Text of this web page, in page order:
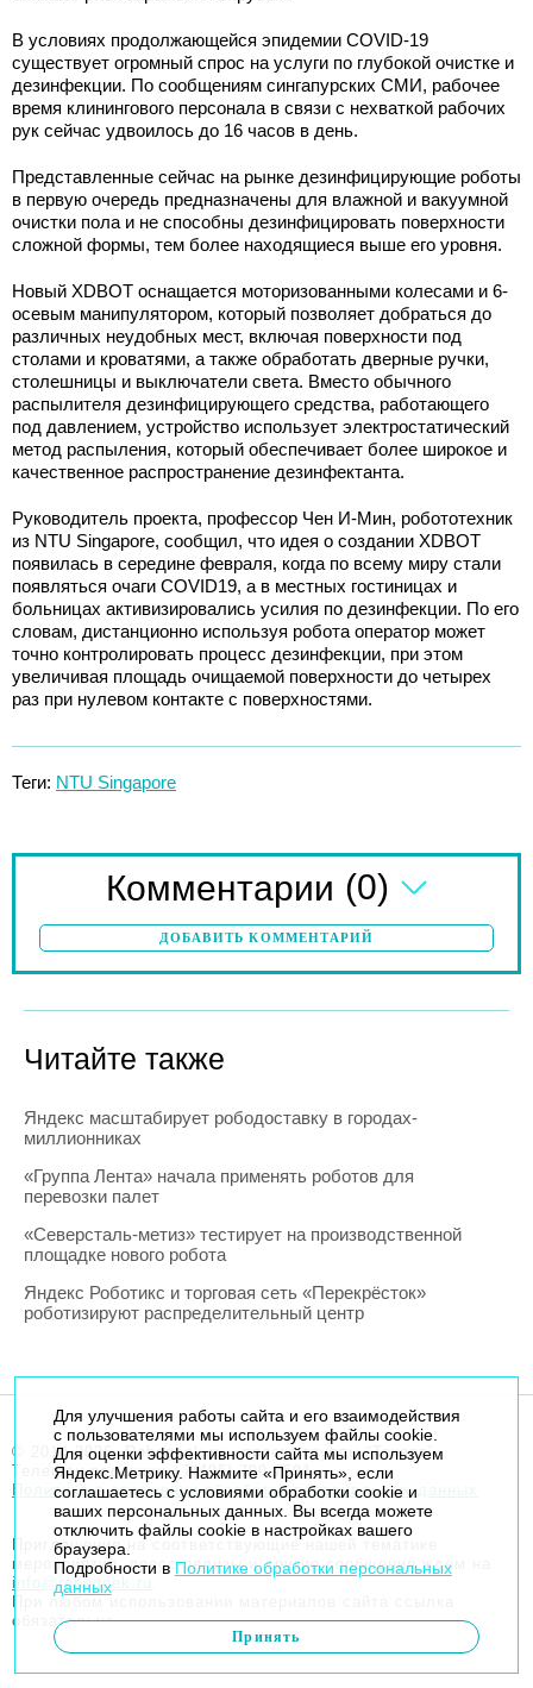
В условиях продолжающейся эпидемии COVID-19
существует огромный спрос на услуги по глубокой очистке и
дезинфекции. По сообщениям сингапурских СМИ, рабочее
время клинингового персонала в связи с нехваткой рабочих
рук сейчас удвоилось до 16 часов в день.
Представленные сейчас на рынке дезинфицирующие роботы
в первую очередь предназначены для влажной и вакуумной
очистки пола и не способны дезинфицировать поверхности
сложной формы, тем более находящиеся выше его уровня.
Новый XDBOT оснащается моторизованными колесами и 6-
осевым манипулятором, который позволяет добраться до
различных неудобных мест, включая поверхности под
столами и кроватями, а также обработать дверные ручки,
столешницы и выключатели света. Вместо обычного
распылителя дезинфицирующего средства, работающего
под давлением, устройство использует электростатический
метод распыления, который обеспечивает более широкое и
качественное распространение дезинфектанта.
Руководитель проекта, профессор Чен И-Мин, робототехник
из NTU Singapore, сообщил, что идея о создании XDBOT
появилась в середине февраля, когда по всему миру стали
появляться очаги COVID19, а в местных гостиницах и
больницах активизировались усилия по дезинфекции. По его
словам, дистанционно используя робота оператор может
точно контролировать процесс дезинфекции, при этом
увеличивая площадь очищаемой поверхности до четырех
раз при нулевом контакте с поверхностями.
Теги: NTU Singapore
Комментарии (0)
ДОБАВИТЬ КОММЕНТАРИЙ
Читайте также
Яндекс масштабирует рободоставку в городах-
миллионниках
«Группа Лента» начала применять роботов для
перевозки палет
«Северсталь-метиз» тестирует на производственной
площадке нового робота
Яндекс Роботикс и торговая сеть «Перекрёсток»
роботизируют распределительный центр
© 2014-2026. Robogeek.ru - проект группы “Текарт”.
Телефон редакции+7(495) 790-7591
Политика в отношении обработки персональных данных
Приглашения на соответствующие нашей тематике
мероприятия, пресс-релизы и другие сообщения ждем на
info@robogeek.ru
При любом использовании материалов сайта ссылка
обязательна.
Для улучшения работы сайта и его взаимодействия
с пользователями мы используем файлы cookie.
Для оценки эффективности сайта мы используем
Яндекс.Метрику. Нажмите «Принять», если
соглашаетесь с условиями обработки cookie и
ваших персональных данных. Вы всегда можете
отключить файлы cookie в настройках вашего
браузера.
Подробности в Политике обработки персональных
данных
Принять